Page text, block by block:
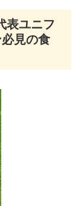
表ユニフ
見の食